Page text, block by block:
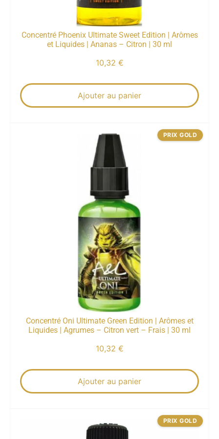
Concentré Phoenix Ultimate Sweet Edition | Arômes
et Liquides | Ananas – Citron | 30 ml
10,32 €
Ajouter au panier
Concentré Oni Ultimate Green Edition | Arômes et
Liquides | Agrumes – Citron vert – Frais | 30 ml
10,32 €
Ajouter au panier
PRIX GOLD
PRIX GOLD